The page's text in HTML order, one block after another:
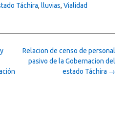
Táchira, lluvias, Vialidad
Relacion de censo de personal
pasivo de la Gobernacion del
estado Táchira →